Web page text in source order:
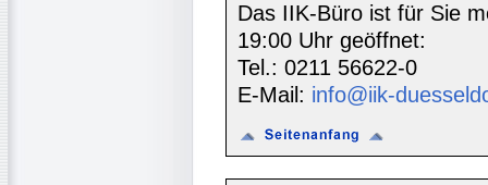
Das IIK-Büro ist für Sie
19:00 Uhr geöffnet:
Tel.: 0211 56622-0
E-Mail: info@iik-